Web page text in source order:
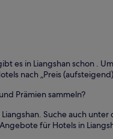
es in Liangshan schon .
nach „Preis
Prämien sammeln?
Suche auch
für Hotels in